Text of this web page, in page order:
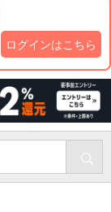
ログインはこちら